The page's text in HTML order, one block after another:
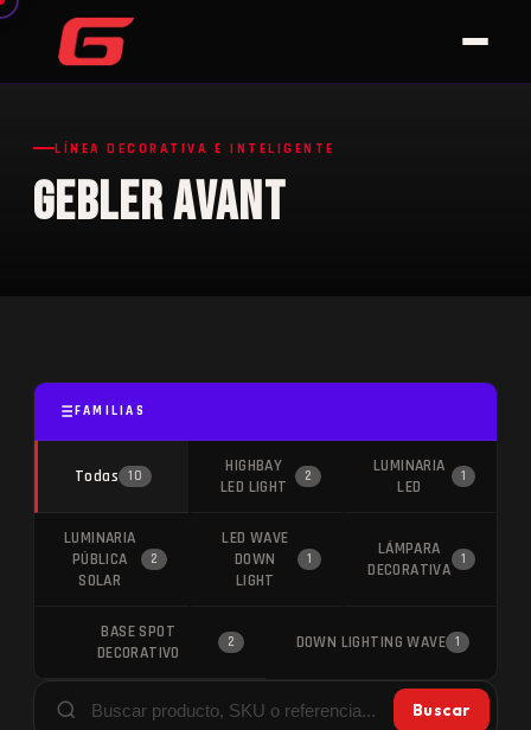
LÍNEA DECORATIVA E INTELIGENTE
Gebler Avant
FAMILIAS
Todas 10
HIGHBAY
LED LIGHT
2
LUMINARIA
LED
1
LUMINARIA
PÚBLICA
SOLAR
2
LED WAVE
DOWN
LIGHT
1
LÁMPARA
DECORATIVA
1
BASE SPOT
DECORATIVO
2 DOWN LIGHTING WAVE 1
Buscar